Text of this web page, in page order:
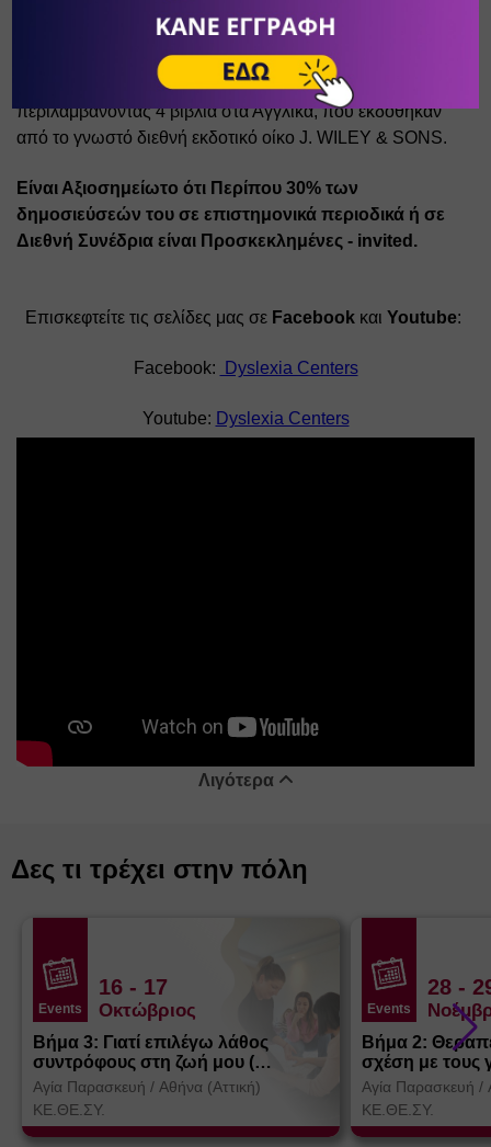
Μαθησιακών Δυσκολιών.
• Έχει περισσότερες από 220 επιστημονικές δημοσιεύσεις,
περιλαμβάνοντας 4 βιβλία στα Αγγλικά, που εκδόθηκαν
από το γνωστό διεθνή εκδοτικό οίκο J. WILEY & SONS.
Είναι Αξιοσημείωτο ότι Περίπου 30% των
δημοσιεύσεών του σε επιστημονικά περιοδικά ή σε
Διεθνή Συνέδρια είναι Προσκεκλημένες - invited.
Επισκεφτείτε τις σελίδες μας σε Facebook και Youtube:
Facebook: Dyslexia Centers
Youtube: Dyslexia Centers
Λιγότερα
Δες τι τρέχει στην πόλη
Events
16 - 17
Οκτώβριος
Βήμα 3: Γιατί επιλέγω λάθος
συντρόφους στη ζωή μου (
Θεσσαλονίκη)
Αγία Παρασκευή / Αθήνα (Αττική)
ΚΕ.ΘΕ.ΣΥ.
Events
28 -
Βήμα 2:
σχέση με τους
Αγία Παρασκευή /
ΚΕ.ΘΕ.ΣΥ.